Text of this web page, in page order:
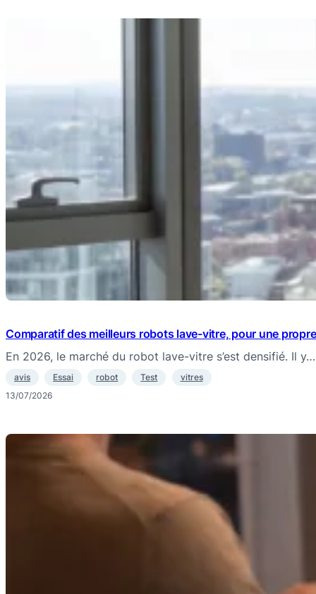
Comparatif des meilleurs robots lave-vitre, pour une
En 2026, le marché du robot lave-vitre s’est densifié. Il y…
avis Essai robot Test
vitres
13/07/2026